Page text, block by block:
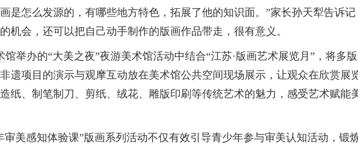
是怎么发源的，有哪些地方特色，拓展了他的知识面。”家长孙天犁告诉记
机会，还可以把自己动手制作的版画作品带走，很有意义。
馆举办的“大美之夜”夜游美术馆活动中结合“江苏·版画艺术展览月”，将多版
遗项目的演示与观摩互动放在美术馆公共空间现场展示，让观众在欣赏展
纸、制笔制刀、剪纸、绒花、雕版印刷等传统艺术的魅力，感受艺术赋能
美感知体验课”版画系列活动不仅有效引导青少年参与审美认知活动，锻